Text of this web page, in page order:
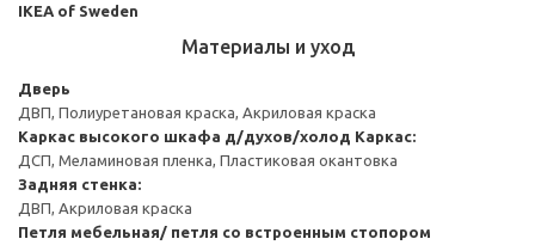
IKEA of Sweden
Материалы и уход
Дверь
ДВП, Полиуретановая краска, Акриловая краска
Каркас высокого шкафа д/духов/холод Каркас:
ДСП, Меламиновая пленка, Пластиковая окантовка
Задняя стенка:
ДВП, Акриловая краска
Петля мебельная/ петля со встроенным стопором